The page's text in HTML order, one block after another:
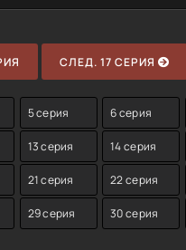
СЛЕД. 17 СЕРИЯ
5 серия 6 серия
13 серия 14 серия
21 серия 22 серия
29 серия 30 серия